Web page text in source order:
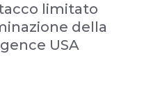
limitato
della
USA